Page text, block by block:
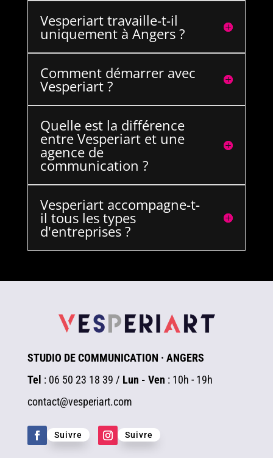
Vesperiart travaille-t-il
uniquement à Angers ?
Comment démarrer avec
Vesperiart ?
Quelle est la différence
entre Vesperiart et une
agence de
communication ?
Vesperiart accompagne-t-
il tous les types
d'entreprises ?
STUDIO DE COMMUNICATION · ANGERS
Tel : 06 50 23 18 39 / Lun - Ven : 10h - 19h
contact@vesperiart.com
Suivre Suivre